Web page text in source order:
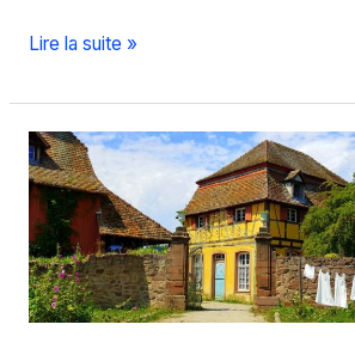
Visite
au
château
fort
de
Fleckenstein
!
Lire la suite »